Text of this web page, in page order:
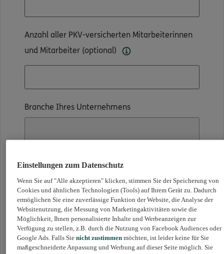
Anzahl aller PKV-versicherten Mitarbeiterinnen
und Mitarbeiter (optional)
Branche Ihres Unternehmens
Hinweise zum versicherbaren
Einstellungen zum Datenschutz
Wenn Sie auf "Alle akzeptieren" klicken, stimmen Sie der Speicherung von
Cookies und ähnlichen Technologien (Tools) auf Ihrem Gerät zu. Dadurch
ermöglichen Sie eine zuverlässige Funktion der Website, die Analyse der
Websitenutzung, die Messung von Marketingaktivitäten sowie die
Möglichkeit, Ihnen personalisierte Inhalte und Werbeanzeigen zur
Verfügung zu stellen, z.B. durch die Nutzung von Facebook Audiences oder
Google Ads. Falls Sie nicht zustimmen möchten, ist leider keine für Sie
maßgeschneiderte Anpassung und Werbung auf dieser Seite möglich. Sie